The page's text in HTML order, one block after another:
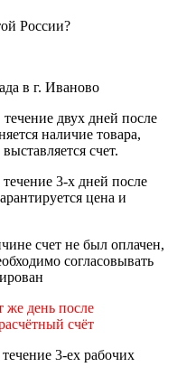
России?
в г. Иваново
двух дней после
наличие товара,
счет.
3-х дней после
цена и
счет не был оплачен,
согласовывать
же день после
счёт
3-ех рабочих